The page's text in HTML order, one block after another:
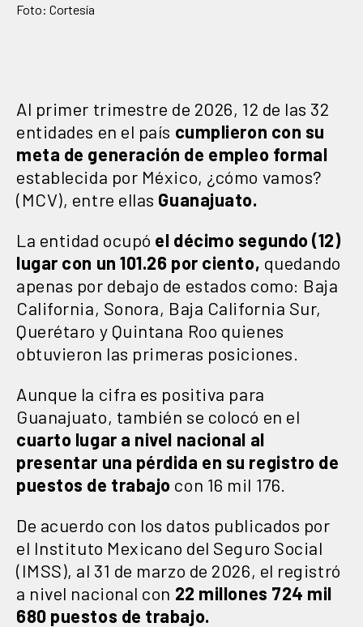
Foto: Cortesía
Al primer trimestre de 2026, 12 de las 32
entidades en el país cumplieron con su
meta de generación de empleo formal
establecida por México, ¿cómo vamos?
(MCV), entre ellas Guanajuato.
La entidad ocupó el décimo segundo (12)
lugar con un 101.26 por ciento, quedando
apenas por debajo de estados como: Baja
California, Sonora, Baja California Sur,
Querétaro y Quintana Roo quienes
obtuvieron las primeras posiciones.
Aunque la cifra es positiva para
Guanajuato, también se colocó en el
cuarto lugar a nivel nacional al
presentar una pérdida en su registro de
puestos de trabajo con 16 mil 176.
De acuerdo con los datos publicados por
el Instituto Mexicano del Seguro Social
(IMSS), al 31 de marzo de 2026, el registró
a nivel nacional con 22 millones 724 mil
680 puestos de trabajo.